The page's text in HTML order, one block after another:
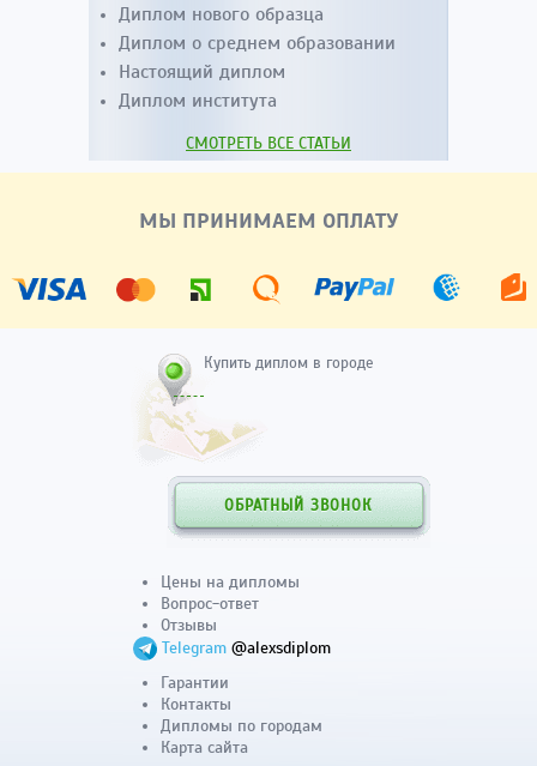
Диплом нового образца
Диплом о среднем образовании
Настоящий диплом
Диплом института
СМОТРЕТЬ ВСЕ СТАТЬИ
МЫ ПРИНИМАЕМ ОПЛАТУ
Купить диплом в городе
ОБРАТНЫЙ ЗВОНОК
Цены на дипломы
Вопрос-ответ
Отзывы
Telegram @alexsdiplom
Гарантии
Контакты
Дипломы по городам
Карта сайта